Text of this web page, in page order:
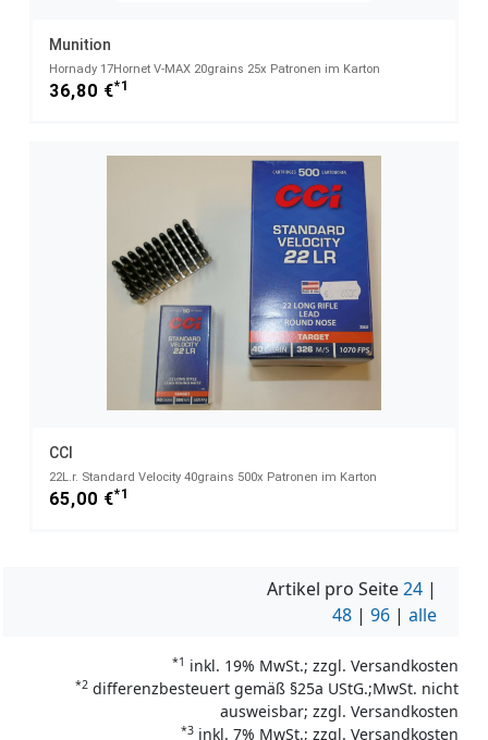
Munition
Hornady 17Hornet V-MAX 20grains 25x Patronen im Karton
36,80 €*1
CCI
22L.r. Standard Velocity 40grains 500x Patronen im Karton
65,00 €*1
Artikel pro Seite24 |
48 | 96 | alle
*1 inkl. 19% MwSt.; zzgl. Versandkosten
*2 differenzbesteuert gemäß §25a UStG.;MwSt. nicht
ausweisbar; zzgl. Versandkosten
*3 inkl. 7% MwSt.; zzgl. Versandkosten